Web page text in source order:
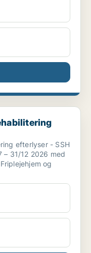
efterlyser ...
efterlyser - SSH
31/12 2026 med